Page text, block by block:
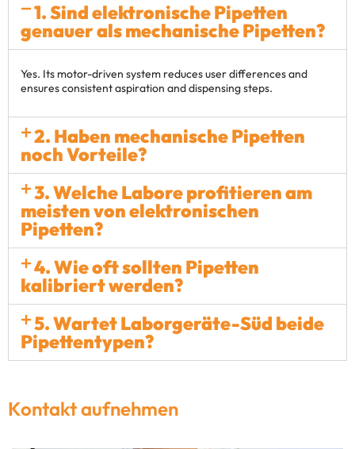
1. Sind elektronische Pipetten
genauer als mechanische Pipetten?
Yes. Its motor-driven system reduces user differences and
ensures consistent aspiration and dispensing steps.
2. Haben mechanische Pipetten
noch Vorteile?
3. Welche Labore profitieren am
meisten von elektronischen
Pipetten?
4. Wie oft sollten Pipetten
kalibriert werden?
5. Wartet Laborgeräte-Süd beide
Pipettentypen?
Kontakt aufnehmen